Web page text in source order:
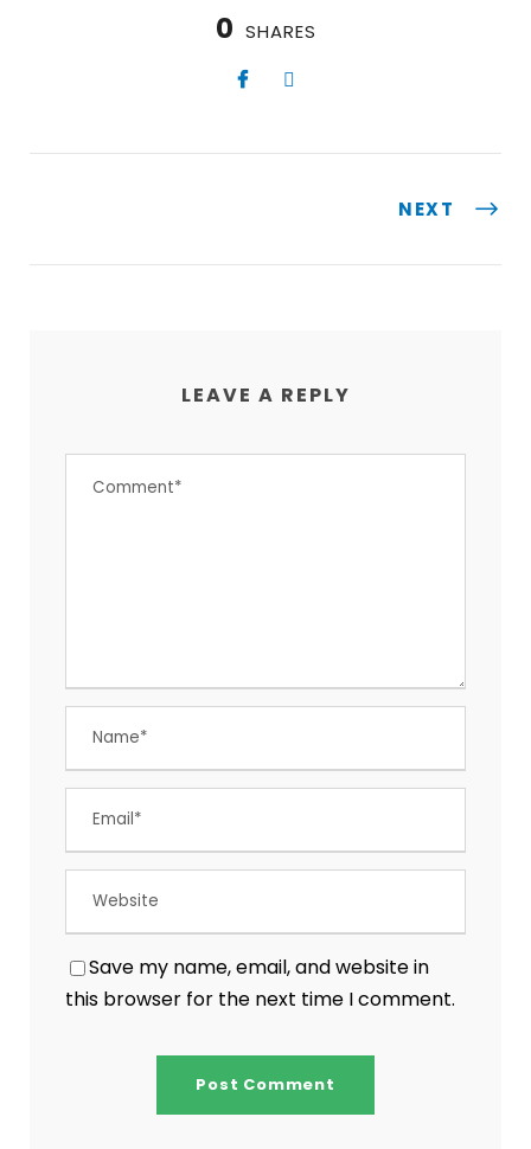
0 SHARES
NEXT
LEAVE A REPLY
Save my name, email, and website in
this browser for the next time I comment.